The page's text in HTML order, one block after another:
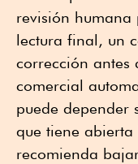
revisión humana
lectura final, un
corrección antes
comercial
puede depender
que tiene
recomienda